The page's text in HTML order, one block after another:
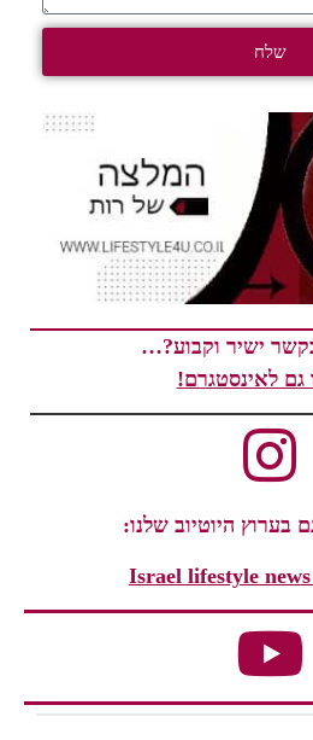
שלח
ישיר וקבוע?…
גם לאינסטגרם!
בערוץ היוטיוב שלנו:
Israel lifestyle